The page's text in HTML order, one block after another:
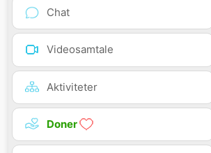
Chat
Videosamtale
Aktiviteter
Doner